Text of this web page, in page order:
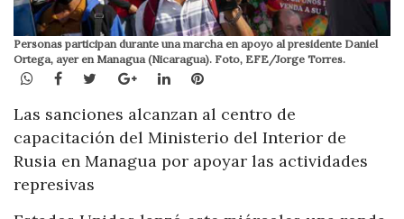
Personas participan durante una marcha en apoyo al presidente Daniel
Ortega, ayer en Managua (Nicaragua). Foto, EFE/Jorge Torres.
WhatsApp
Facebook
TwitterGoogle+LinkedInPinterest
Las sanciones alcanzan al centro de
capacitación del Ministerio del Interior de
Rusia en Managua por apoyar las actividades
represivas ​